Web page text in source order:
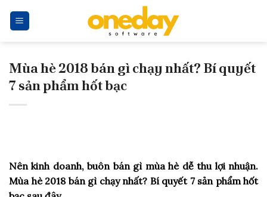
Mùa hè 2018 bán gì chạy nhất? Bí quyết
7 sản phẩm hốt bạc
Nên kinh doanh, buôn bán gì mùa hè dễ thu lợi nhuận.
Mùa hè 2018 bán gì chạy nhất? Bí quyết 7 sản phẩm hốt